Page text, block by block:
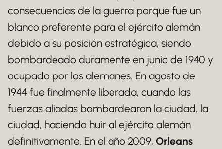
consecuencias de la guerra porque fue un
blanco preferente para el ejército alemán
debido a su posición estratégica, siendo
bombardeado duramente en junio de 1940 y
ocupado por los alemanes. En agosto de
1944 fue finalmente liberada, cuando las
fuerzas aliadas bombardearon la ciudad, la
ciudad, haciendo huir al ejército alemán
definitivamente. En el año 2009, Orleans